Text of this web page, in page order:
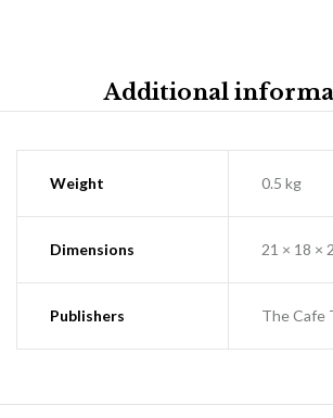
Additional
Weight 0.5 kg
Dimensions 21 × 18 ×
Publishers The Cafe